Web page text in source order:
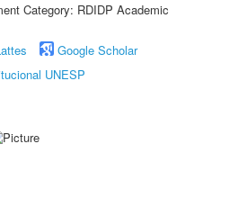
Category: RDIDP Academic
Google Scholar
UNESP